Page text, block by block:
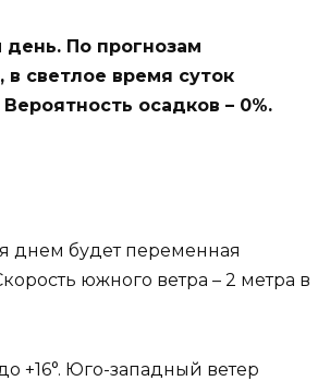
день. По прогнозам
светлое время суток
осадков – 0%.
днем будет переменная
южного ветра – 2 метра в
+16°. Юго-западный ветер